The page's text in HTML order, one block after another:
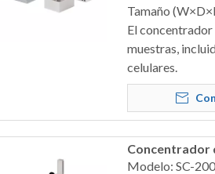
Tamaño
El concentrador
muestras,
celulares.
Concentrador
Modelo: SC-